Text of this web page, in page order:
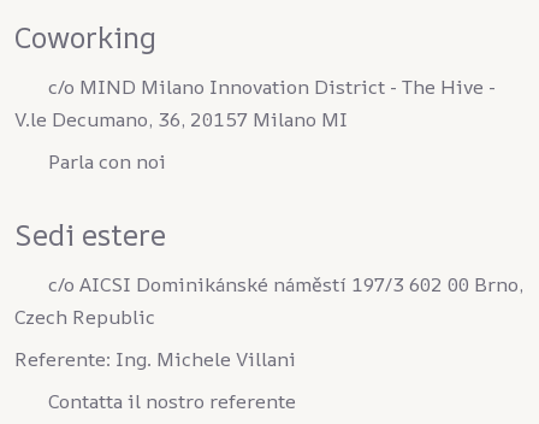
Coworking
c/o MIND Milano Innovation District - The Hive -
V.le Decumano, 36, 20157 Milano MI
Parla con noi
Sedi estere
c/o AICSI Dominikánské náměstí 197/3 602 00 Brno,
Czech Republic
Referente: Ing. Michele Villani
Contatta il nostro referente